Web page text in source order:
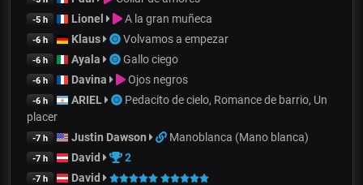
-5 h Lionel A la gran muñeca
-6 h Klaus Volvamos a empezar
-6 h Ayala Gallo ciego
-6 h Davina Ojos negros
-6 h ARIEL
Pedacito de cielo, Romance de barrio, Un
placer
-7 h Justin Dawson Manoblanca (Mano blanca)
-7 h David 2
-7 h David